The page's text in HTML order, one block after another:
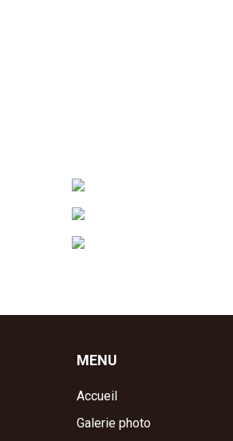
MENU
Accueil
Galerie photo